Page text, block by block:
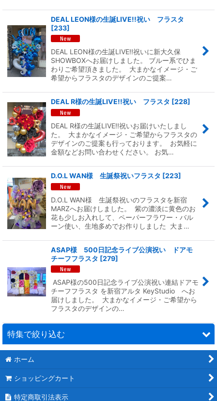
DEAL LEON様の生誕LIVE!!祝い フラスタ
[233]
DEAL LEON様の生誕LIVE!!祝いに新大久保
SHOWBOXへお届けしました。 ブルー系でひま
わりご希望頂きました。 大まかなイメージ・ご
希望からフラスタのデザインのご提案…
DEAL R様の生誕LIVE!!祝い フラスタ [228]
DEAL R様の生誕LIVE!!祝いお届けいたしまし
た。 大まかなイメージ・ご希望からフラスタの
デザインのご提案も行っております。 お気軽に
金額などお問い合わせください。 お気…
D.O.L WAN様 生誕祭祝いフラスタ [223]
D.O.L WAN様 生誕祭祝いのフラスタを新宿
MARZへお届けしました。 紫の濃淡に黄色のお
花も少しお入れして、ペーパーフラワー・バル
ーン使い、生地多めでお作りしました 大ま…
ASAP様 500日記念ライブ公演祝い ドアモ
チーフフラスタ [279]
ASAP様の500日記念ライブ公演祝い連結ドアモ
チーフフラスタ を新宿アルタ KeyStudio へお
届けしました。 大まかなイメージ・ご希望から
フラスタのデザインの…
特集で絞り込む
連結スタンド花
モチーフスタンド花
ホーム
ショッピングカート
特定商取引法表示